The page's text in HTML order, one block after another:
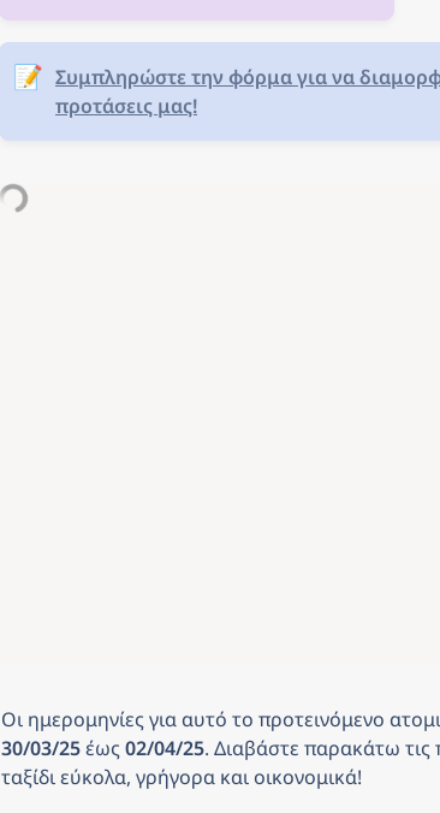
📝 Συμπληρώστε την φόρμα για να
προτάσεις μας!
Οι ημερομηνίες για αυτό το προτεινόμενο
30/03/25 έως 02/04/25. Διαβάστε παρακάτω τις
ταξίδι εύκολα, γρήγορα και οικονομικά!